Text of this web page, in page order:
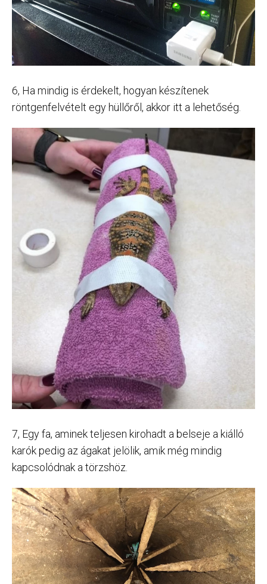
6, Ha mindig is érdekelt, hogyan készítenek
röntgenfelvételt egy hüllőről, akkor itt a lehetőség.
7, Egy fa, aminek teljesen kirohadt a belseje a kiálló
karók pedig az ágakat jelölik, amik még mindig
kapcsolódnak a törzshöz.